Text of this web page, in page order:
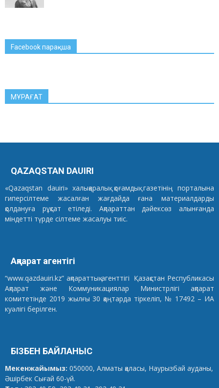
Facebook парақша
МҰРАҒАТ
QAZAQSTAN DAUIRI
«Qazaqstan dauiri» халықаралық қоғамдық газетінің порталына
гиперсілтеме жасалған жағдайда ғана материалдарды
қолдануға рұқсат етіледі. Ақпараттан дәйексөз алынғанда
міндетті түрде сілтеме жасалуы тиіс.
Ақпарат агентігі
“www.qazdauiri.kz” ақпараттық агенттігі Қазақстан Республикасы
Ақпарат және Коммуникациялар Министрлігі ақпарат
комитетінде 2019 жылғы 30 қаңтарда тіркеліп, № 17492 – ИА
куәлігі берілген.
БІЗБЕН БАЙЛАНЫС
Мекенжайымыз: 050000, Алматы қаласы, Наурызбай ауданы,
Әшірбек Сығай 60-үй.